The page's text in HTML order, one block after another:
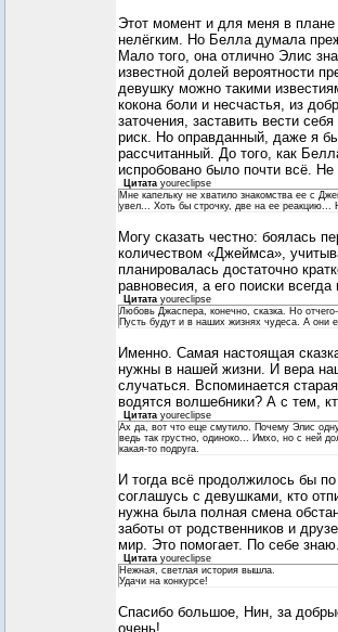
Этот момент и для меня в
нелёгким. Но Белла думала
Мало того, она отлично Элис
известной долей вероятности
девушку можно такими
кокона боли и несчастья, из
заточения, заставить вести
риск. Но оправданный, даже я
рассчитанный. До того, как
испробовано было почти всё. Не
Цитата youreclipse
Мне капельку не хватило знакомства ее с
увел... Хоть бы строчку, две на ее реакцию...
Могу сказать честно: боялась
количеством «Джеймса»,
планировалась достаточно
равновесия, а его поиски всегда
Цитата youreclipse
Любовь Джаспера, конечно, сказка. Но
Пусть будут и в наших жизнях чудеса. А они
Именно. Самая настоящая
нужны в нашей жизни. И вера
случаться. Вспоминается
водятся волшебники? А с тем,
Цитата youreclipse
Ах да, вот что еще смутило. Почему Элис
ведь так грустно, одиноко... Имхо, но с ней
какая-то подруга.
И тогда всё продолжилось бы
соглашусь с девушками, кто
нужна была полная смена
заботы от родственников и
мир. Это помогает. По себе знаю.
Цитата youreclipse
Нежная, светлая история вышла.
Удачи на конкурсе!
Спасибо большое, Нин, за
очень!